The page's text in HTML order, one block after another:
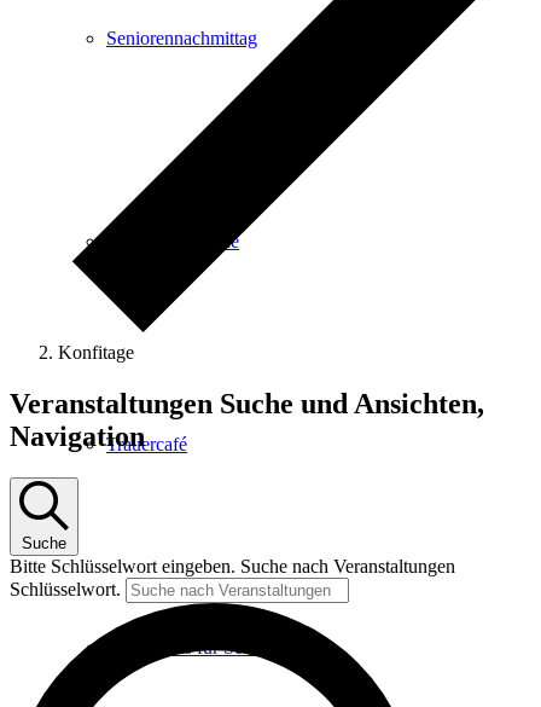
Seniorennachmittag
Gemeindeabende
Trauercafé
Tischtennis für Senioren
Konfitage
Veranstaltungen
für
Juni
2025
Veranstaltungen Suche und Ansichten,
Navigation
Suche
Bitte Schlüsselwort eingeben. Suche nach Veranstaltungen
Schlüsselwort.